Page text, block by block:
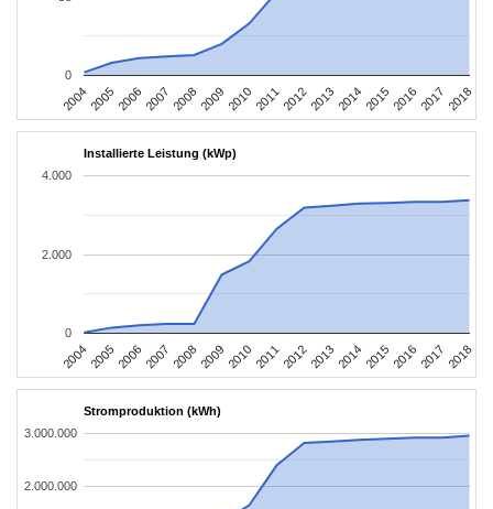
2004200520062007 2008200920102011201220132014201520162017 2018
0
Installierte Leistung (kWp)
2004200520062007 2008200920102011201220132014201520162017 2018
0
2.000
4.000
Stromproduktion (kWh)
2.000.000
3.000.000